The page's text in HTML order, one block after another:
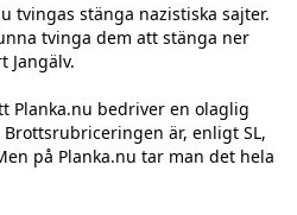
tvingas stänga nazistiska sajter.
tvinga dem att stänga ner
Jangälv.
Planka.nu bedriver en olaglig
Brottsrubriceringen är, enligt SL,
på Planka.nu tar man det hela